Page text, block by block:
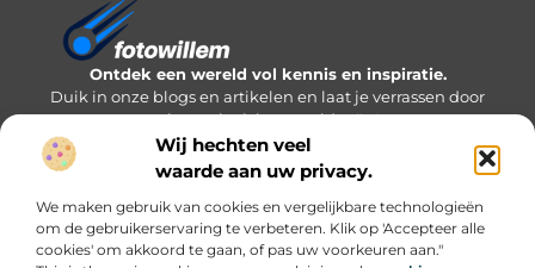
Wij hechten veel
waarde aan uw privacy.
We maken gebruik van cookies en vergelijkbare technologieën
om de gebruikerservaring te verbeteren. Klik op 'Accepteer alle
cookies' om akkoord te gaan, of pas uw voorkeuren aan."
Ontdek een wereld vol kennis en inspiratie.
Duik in onze blogs en artikelen en laat je verrassen door
nieuwe inzichten en ideeën!
Bericht categorie